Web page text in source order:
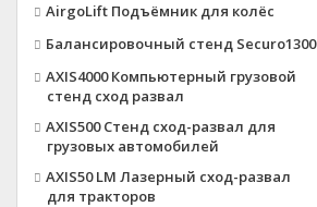
AirgoLift Подъёмник для колёс
Балансировочный стенд Securo1300
AXIS4000 Компьютерный грузовой
стенд сход развал
AXIS500 Стенд сход-развал для
грузовых автомобилей
AXIS50 LM Лазерный сход-развал
для тракторов